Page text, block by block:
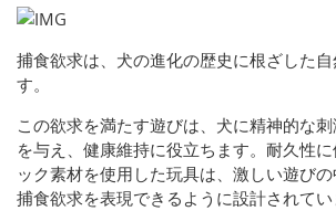
捕食欲求は、犬の進化の歴史に根ざした
す。
この欲求を満たす遊びは、犬に精神的な
を与え、健康維持に役立ちます。耐久性
ック素材を使用した玩具は、激しい遊び
捕食欲求を表現できるように設計されてい